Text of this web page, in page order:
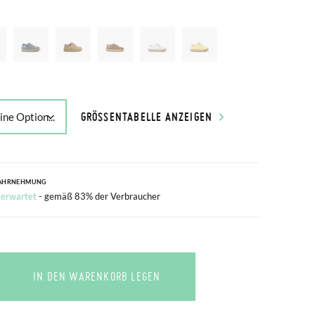
GRÖSSENTABELLE ANZEIGEN
erwartet - gemäß 83% der Verbraucher
IN DEN WARENKORB LEGEN